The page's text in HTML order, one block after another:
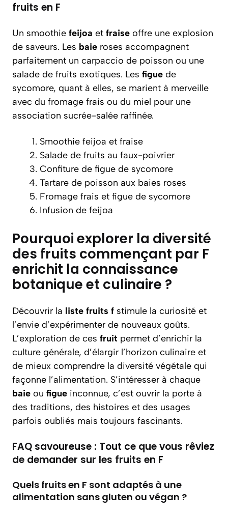
fruits en F
Un smoothie feijoa et fraise offre une explosion
de saveurs. Les baie roses accompagnent
parfaitement un carpaccio de poisson ou une
salade de fruits exotiques. Les figue de
sycomore, quant à elles, se marient à merveille
avec du fromage frais ou du miel pour une
association sucrée-salée raffinée.
Smoothie feijoa et fraise
Salade de fruits au faux-poivrier
Confiture de figue de sycomore
Tartare de poisson aux baies roses
Fromage frais et figue de sycomore
Infusion de feijoa
Pourquoi explorer la diversité
des fruits commençant par F
enrichit la connaissance
botanique et culinaire ?
Découvrir la liste fruits f stimule la curiosité et
l’envie d’expérimenter de nouveaux goûts.
L’exploration de ces fruit permet d’enrichir la
culture générale, d’élargir l’horizon culinaire et
de mieux comprendre la diversité végétale qui
façonne l’alimentation. S’intéresser à chaque
baie ou figue inconnue, c’est ouvrir la porte à
des traditions, des histoires et des usages
parfois oubliés mais toujours fascinants.
FAQ savoureuse : Tout ce que vous rêviez
de demander sur les fruits en F
Quels fruits en F sont adaptés à une
alimentation sans gluten ou végan ?